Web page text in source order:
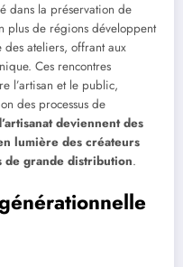
dans la préservation de
plus de régions développent
ateliers, offrant aux
Ces rencontres
l’artisan et le public,
des processus de
deviennent des
lumière des créateurs
de grande distribution.